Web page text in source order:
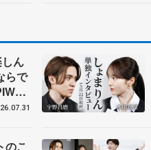
ん
らで
前
のこ